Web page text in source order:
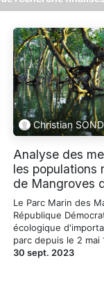
Christian
Analyse des
les populations
de Mangroves
Le Parc Marin des
République
écologique
parc depuis le 2
30 sept. 2023